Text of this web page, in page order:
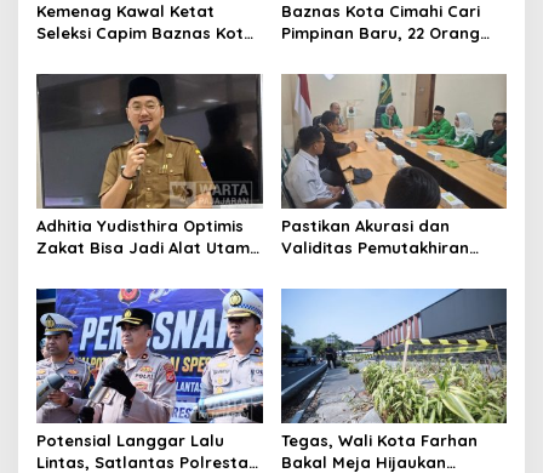
Kemenag Kawal Ketat
Seleksi Capim Baznas Kota
Komisioner Baznas
Berintegritas
Baznas Kota Cimahi Cari
Pimpinan Baru, 22 Orang
Adhitia Yudisthira Optimis
Zakat Bisa Jadi Alat Utama
Kota Cimahi
Pastikan Akurasi dan
Validitas Pemutakhiran
Cimahi Lakukan
Potensial Langgar Lalu
Lintas, Satlantas Polresta
Tegas, Wali Kota Farhan
Bakal Meja Hijaukan